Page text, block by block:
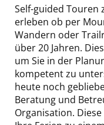
Michelle
Schierle
Self-guided Touren
erleben ob per
Wandern oder
über 20 Jahren.
um Sie in der
kompetent zu
heute noch
Beratung und
Organisation.